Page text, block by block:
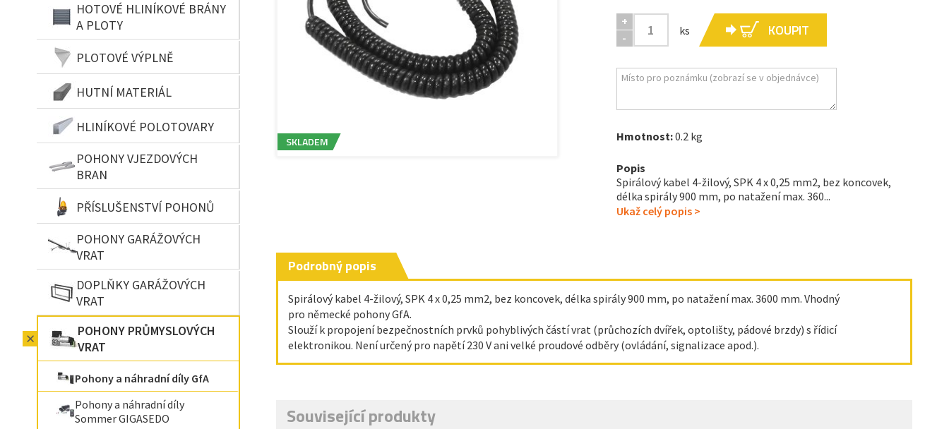
HOTOVÉ HLINÍKOVÉ BRÁNY
A PLOTY
PLOTOVÉ VÝPLNĚ
HUTNÍ MATERIÁL
HLINÍKOVÉ POLOTOVARY
POHONY VJEZDOVÝCH
BRAN
PŘÍSLUŠENSTVÍ POHONŮ
POHONY GARÁŽOVÝCH
VRAT
DOPLŇKY GARÁŽOVÝCH
VRAT
POHONY PRŮMYSLOVÝCH
VRAT
Pohony a náhradní díly GfA
Pohony a náhradní díly
Sommer GIGASEDO
SKLADEM
+
-
ks KOUPIT
Hmotnost:0.2 kg
Popis
Spirálový kabel 4-žilový, SPK 4 x 0,25 mm2, bez koncovek,
délka spirály 900 mm, po natažení max. 360...
Ukaž celý popis >
Podrobný popis
Spirálový kabel 4-žilový, SPK 4 x 0,25 mm2, bez koncovek, délka spirály 900 mm, po natažení max. 3600 mm. Vhodný
pro německé pohony GfA.
Slouží k propojení bezpečnostních prvků pohyblivých částí vrat (průchozích dvířek, optolišty, pádové brzdy) s řídicí
elektronikou. Není určený pro napětí 230 V ani velké proudové odběry (ovládání, signalizace apod.).
Související produkty